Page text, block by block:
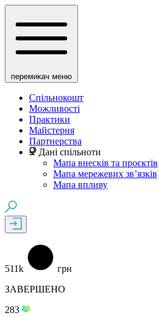
перемикач меню
Спільнокошт
Можливості
Практики
Майстерня
Партнерства
Дані спільноти
Мапа внесків та проєктів
Мапа мережевих зв’язків
Мапа впливу
511k
грн
ЗАВЕРШЕНО
283